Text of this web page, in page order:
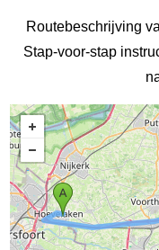
Routebeschrijving
Stap-voor-stap